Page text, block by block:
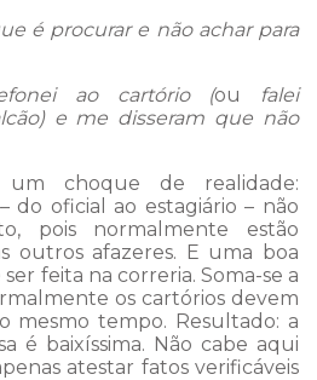
é procurar e não achar para
ao cartório (ou
falei
e me disseram que não
choque de realidade:
do oficial ao estagiário – não
pois normalmente estão
outros afazeres. E uma boa
feita na correria. Soma-se a
os cartórios devem
mesmo tempo. Resultado: a
é baixíssima. Não cabe aqui
atestar fatos verificáveis